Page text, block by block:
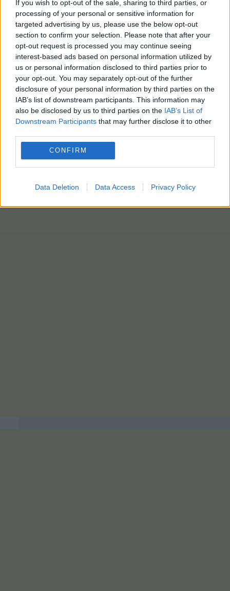
If you wish to opt-out of the sale, sharing to third parties, or
processing of your personal or sensitive information for
targeted advertising by us, please use the below opt-out
section to confirm your selection. Please note that after your
opt-out request is processed you may continue seeing
interest-based ads based on personal information utilized by
us or personal information disclosed to third parties prior to
your opt-out. You may separately opt-out of the further
disclosure of your personal information by third parties on the
IAB’s list of downstream participants. This information may
also be disclosed by us to third parties on the IAB’s List of
Downstream Participants that may further disclose it to other
CONFIRM
Data Deletion Data Access Privacy Policy
οριστικής συμφωνίας μέσα σε διάστημα 60
ημερών πιθανότατα θα διεξαχθούν αμέσως μετά
την υπογραφή, σύμφωνα με τον υπουργό
Εξωτερικών του Ιράν, τον Αμπάς Αραγτσί.
Η Κίνα προβλέπει ότι το δεύτερο στάδιο θα
είναι, λοιπόν, δύσκολο.
Το Ιράν έβαλε δύσκολα στις ΗΠΑ, οι οποίες
τώρα θα πρέπει να αποδεχθούν ορισμένα
σύγκρουσης.
Με πληροφορίες από ΑΠΕ-ΜΠΕ/photo αρχείου EPA-REUTERS